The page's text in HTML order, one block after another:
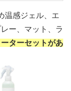
温感ジェル、エ
ー、マット、ラ
ターセットがあ